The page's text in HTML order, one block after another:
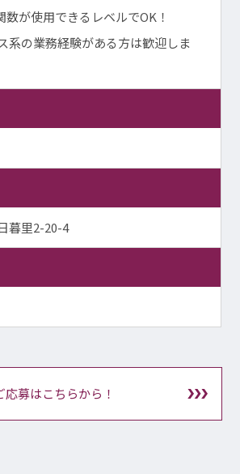
が使用できるレベルでOK！
系の業務経験がある方は歓迎しま
暮里2-20-4
募はこちらから！